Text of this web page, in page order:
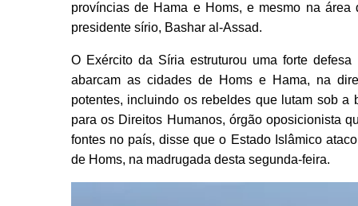
províncias de Hama e Homs, e mesmo na
presidente sírio, Bashar al-Assad.
O Exército da Síria estruturou uma forte
abarcam as cidades de Homs e Hama, na
potentes, incluindo os rebeldes que lutam sob
para os Direitos Humanos, órgão oposicionista
fontes no país, disse que o Estado Islâmico
de Homs, na madrugada desta segunda-feira.